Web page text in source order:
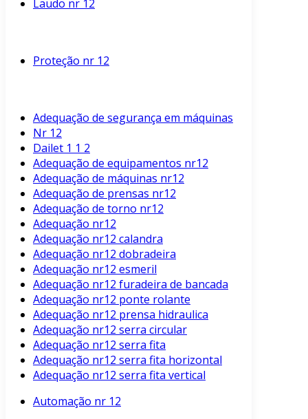
Laudo nr 12
Proteção nr 12
Adequação de segurança em máquinas
Nr 12
Dailet 1 1 2
Adequação de equipamentos nr12
Adequação de máquinas nr12
Adequação de prensas nr12
Adequação de torno nr12
Adequação nr12
Adequação nr12 calandra
Adequação nr12 dobradeira
Adequação nr12 esmeril
Adequação nr12 furadeira de bancada
Adequação nr12 ponte rolante
Adequação nr12 prensa hidraulica
Adequação nr12 serra circular
Adequação nr12 serra fita
Adequação nr12 serra fita horizontal
Adequação nr12 serra fita vertical
Automação nr 12